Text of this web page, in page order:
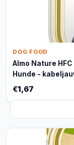
DOG FOOD
Almo Nature
Hunde -
€1,67